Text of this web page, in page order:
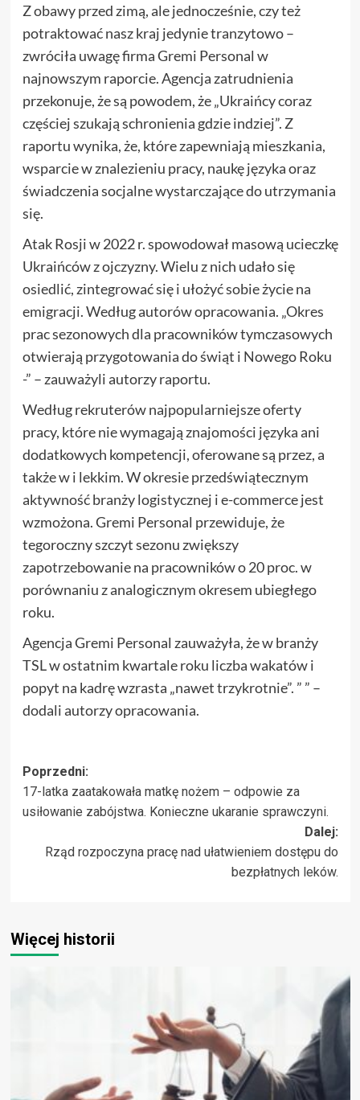
Z obawy przed zimą, ale jednocześnie, czy też
potraktować nasz kraj jedynie tranzytowo –
zwróciła uwagę firma Gremi Personal w
najnowszym raporcie. Agencja zatrudnienia
przekonuje, że są powodem, że „Ukraińcy coraz
częściej szukają schronienia gdzie indziej”. Z
raportu wynika, że, które zapewniają mieszkania,
wsparcie w znalezieniu pracy, naukę języka oraz
świadczenia socjalne wystarczające do utrzymania
się.
Atak Rosji w 2022 r. spowodował masową ucieczkę
Ukraińców z ojczyzny. Wielu z nich udało się
osiedlić, zintegrować się i ułożyć sobie życie na
emigracji. Według autorów opracowania. „Okres
prac sezonowych dla pracowników tymczasowych
otwierają przygotowania do świąt i Nowego Roku
-” – zauważyli autorzy raportu.
Według rekruterów najpopularniejsze oferty
pracy, które nie wymagają znajomości języka ani
dodatkowych kompetencji, oferowane są przez, a
także w i lekkim. W okresie przedświątecznym
aktywność branży logistycznej i e-commerce jest
wzmożona. Gremi Personal przewiduje, że
tegoroczny szczyt sezonu zwiększy
zapotrzebowanie na pracowników o 20 proc. w
porównaniu z analogicznym okresem ubiegłego
roku.
Agencja Gremi Personal zauważyła, że w branży
TSL w ostatnim kwartale roku liczba wakatów i
popyt na kadrę wzrasta „nawet trzykrotnie”. ” ” –
dodali autorzy opracowania.
Zobacz
wpisy
Poprzedni:
17-latka zaatakowała matkę nożem – odpowie za
usiłowanie zabójstwa. Konieczne ukaranie sprawczyni.
Dalej:
Rząd rozpoczyna pracę nad ułatwieniem dostępu do
bezpłatnych leków.
Więcej historii